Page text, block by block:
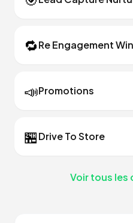
🔁Re Engagement
📣Promotions
🏪Drive To Store
Voir tous les